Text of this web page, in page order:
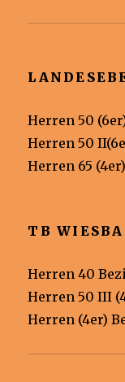
Herren 50
Herren 50
Herren 65
TB
Herren 40
Herren 50 III
Herren (4er)